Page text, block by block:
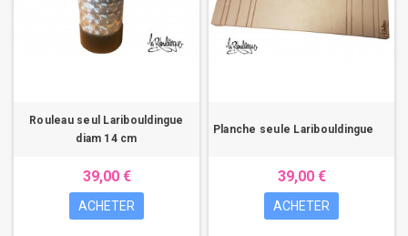
Rouleau seul Laribouldingue
diam 14 cm
39,00 €
ACHETER
Planche seule Laribouldingue
39,00 €
ACHETER